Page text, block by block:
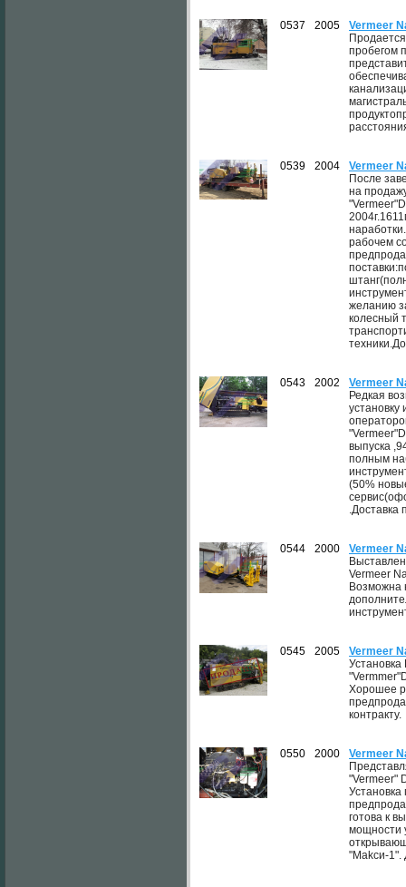
0537 2005
Vermeer
пробегом
0539 2004
Vermeer
После
на
рабочем
желанию
колесный
0543 2002
Vermeer
Редкая
установку
выпуска
полным
(50%
.Доставка
0544 2000
Vermeer
Vermeer
Возможна
0545 2005
Vermeer
Хорошее
контракту.
0550 2000
Vermeer
"Vermeer"
готова к
мощности
"Makcи-1".